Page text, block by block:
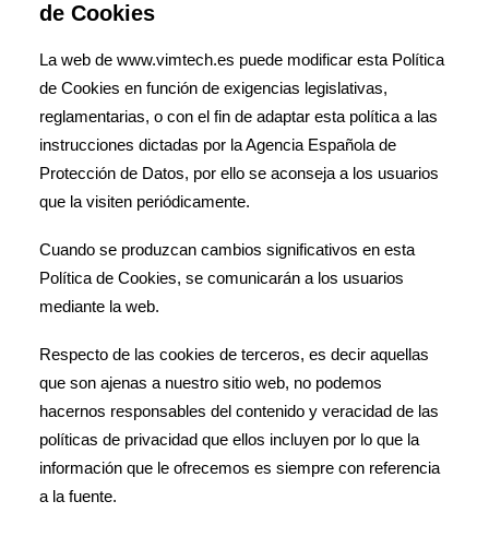
de Cookies
La web de www.vimtech.es puede modificar esta Política
de Cookies en función de exigencias legislativas,
reglamentarias, o con el fin de adaptar esta política a las
instrucciones dictadas por la Agencia Española de
Protección de Datos, por ello se aconseja a los usuarios
que la visiten periódicamente.
Cuando se produzcan cambios significativos en esta
Política de Cookies, se comunicarán a los usuarios
mediante la web.
Respecto de las cookies de terceros, es decir aquellas
que son ajenas a nuestro sitio web, no podemos
hacernos responsables del contenido y veracidad de las
políticas de privacidad que ellos incluyen por lo que la
información que le ofrecemos es siempre con referencia
a la fuente.